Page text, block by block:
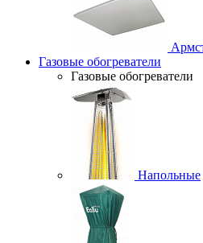
Газовые обогреватели
Газовые обогреватели
Напольные